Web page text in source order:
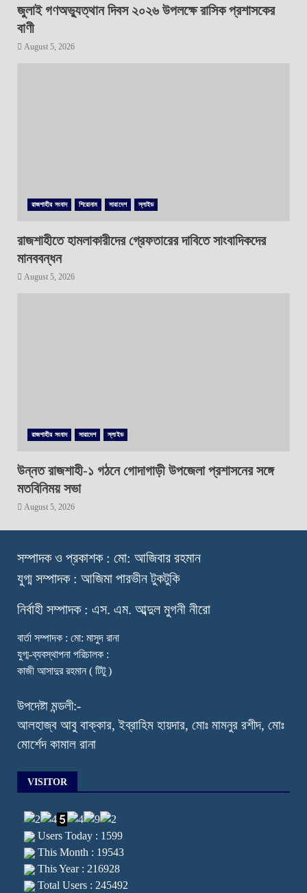
জুলাই গণঅভ্যুত্থান দিবস ২০২৬ উপলক্ষে রাসিক প্রশাসকের
বাণী
August 5, 2026
রাজশাহীর সংবাদ শিরোনাম সারাদেশ স্লাইড
রাজশাহীতে হামলাকারীদের গ্রেফতারের দাবিতে সাংবাদিকদের
মানববন্ধন
August 5, 2026
রাজশাহীর সংবাদ সারাদেশ স্লাইড
উন্নত রাজশাহী-১ গঠনে গোদাগাড়ী উপজেলা প্রশাসনের সঙ্গে
মতবিনিময় সভা
August 5, 2026
সম্পাদক ও প্রকাশক : মো: আজিবার রহমান
যুগ্ম সম্পাদক : আজিমা পারভীন টুকটুকি
নির্বাহী সম্পাদক : এস. এম. আব্দুল মুগনী নীরো
বার্তা সম্পাদক : মো: মাসুদ রানা
যুগ্ম-ব্যবস্থাপনা পরিচালক :
কাজী আসাদুর রহমান ( টিটু )
উপদেষ্টা মন্ডলী:-
আলহাজ্ব আবু বাক্কার, ইব্রাহিম হায়দার, মোঃ মামনুর রশীদ, মোঃ
মোর্শেদ কামাল রানা
VISITOR
Users Today : 1599
This Month : 19543
This Year : 216928
Total Users : 245492